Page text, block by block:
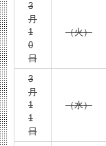
3
月
1
0
日
（火）
3
月
1
1
日
（水）